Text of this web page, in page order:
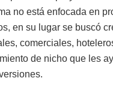
no está enfocada en
en su lugar se buscó
comerciales,
de nicho que les